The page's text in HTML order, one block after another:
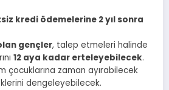
kredi ödemelerine 2 yıl sonra
gençler, talep etmeleri halinde
12 aya kadar erteleyebilecek.
çocuklarına zaman ayırabilecek
dengeleyebilecek.